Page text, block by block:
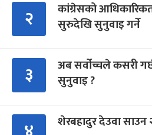
२
कांग्रेसको
सुरुदेखि सुनुवाइ गर्ने
३
अब सर्वोच्चले कसरी
सुनुवाइ ?
शेरबहादुर देउवा